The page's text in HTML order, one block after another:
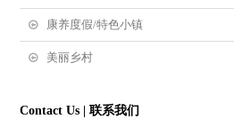
康养度假/特色小镇
美丽乡村
Contact Us | 联系我们